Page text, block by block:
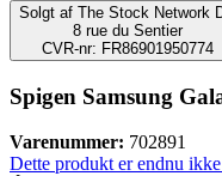
Solgt af The Stock Network
8 rue du Sentier
CVR-nr: FR86901950774
Spigen Samsung
Varenummer: 702891
Dette produkt er endnu